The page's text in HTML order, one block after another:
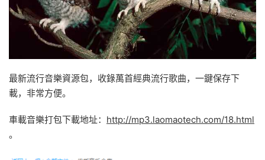
最新流行音樂資源包，收錄萬首經典流行歌曲，一鍵保存下
載，非常方便。
車載音樂打包下載地址： http://mp3.laomaotech.com/18.html
。